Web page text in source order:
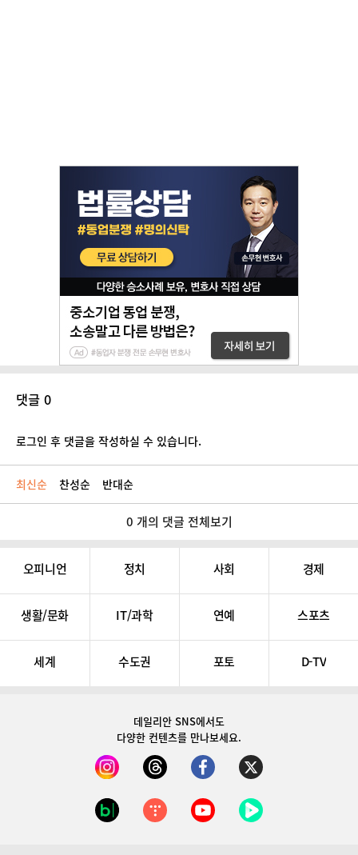
댓글 0
로그인 후 댓글을 작성하실 수 있습니다.
최신순 찬성순 반대순
0 개의 댓글 전체보기
오피니언 정치 사회 경제
생활/문화 IT/과학 연예 스포츠
세계 수도권 포토 D-TV
데일리안 SNS에서도
다양한 컨텐츠를 만나보세요.